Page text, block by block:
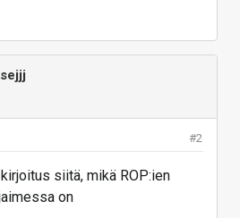
#2
siitä, mikä ROP:ien
on